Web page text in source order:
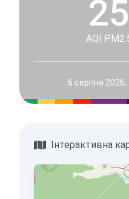
25
AQI
6 серпня 2026,
Інтерактивна